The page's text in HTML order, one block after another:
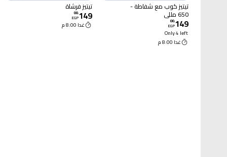
تيتيز كوب مع شفاطة -
650 مللي
149
.
00
EGP
Only 4 left
غدا 8:00 م
تيتيز فرشاة
149
.
00
EGP
غدا 8:00 م